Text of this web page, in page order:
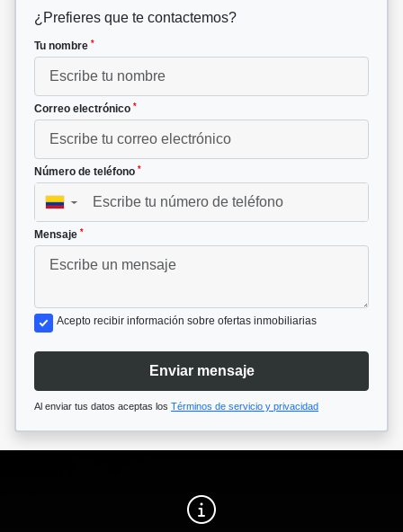
¿Prefieres que te contactemos?
Tu nombre *
Correo electrónico *
Número de teléfono *
▼
Mensaje *
Acepto recibir información sobre ofertas inmobiliarias
Enviar mensaje
Al enviar tus datos aceptas los Términos de servicio y privacidad